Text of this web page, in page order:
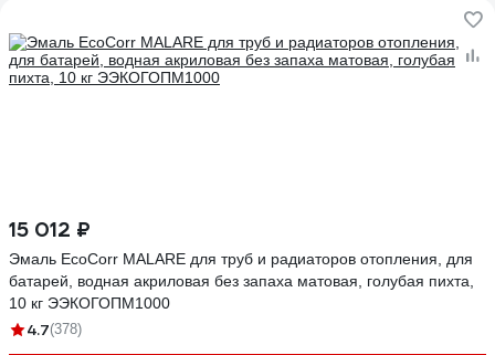
15 012 ₽
Эмаль EcoCorr MALARE для труб и радиаторов отопления, для
батарей, водная акриловая без запаха матовая, голубая пихта,
10 кг ЭЭКОГОПМ1000
4.7(378)